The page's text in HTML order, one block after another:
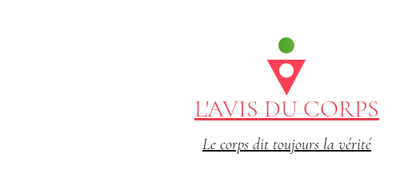
L'AVIS DU CORPS
Le corps dit toujours la vérité